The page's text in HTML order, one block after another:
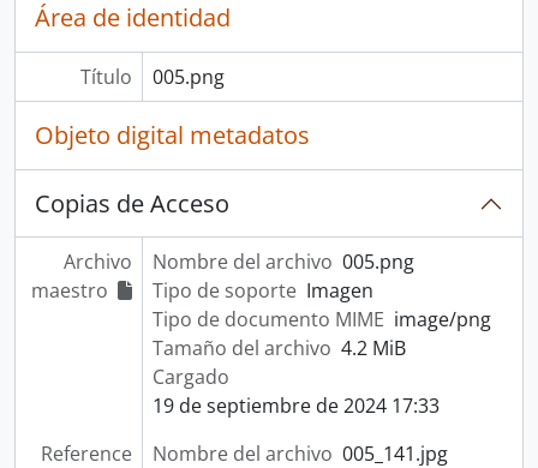
Área de identidad
Título 005.png
Objeto digital metadatos
Copias de Acceso
Archivo
maestro
Nombre del archivo 005.png
Tipo de soporte Imagen
Tipo de documento MIME image/png
Tamaño del archivo 4.2 MiB
Cargado
19 de septiembre de 2024 17:33
Reference
Nombre del archivo 005_141.jpg